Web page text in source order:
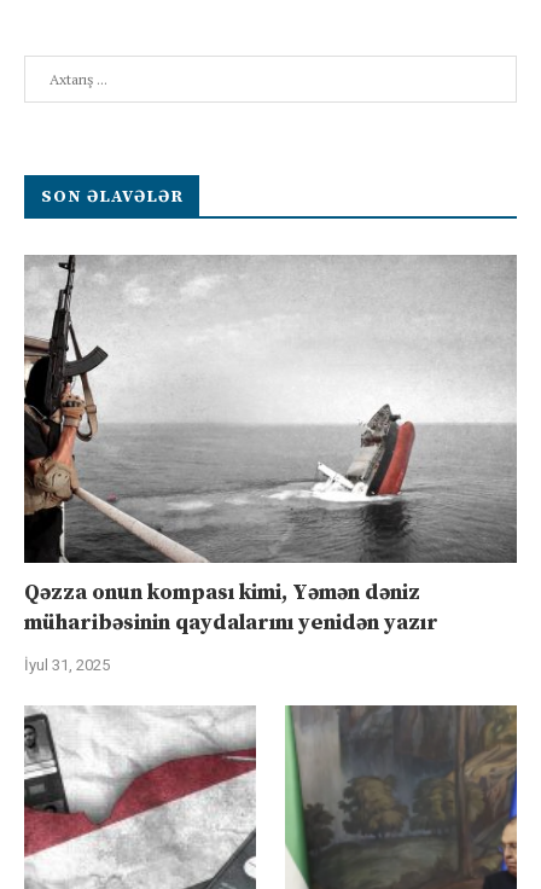
SON ƏLAVƏLƏR
Qəzza onun kompası kimi, Yəmən dəniz
müharibəsinin qaydalarını yenidən yazır
İyul 31, 2025